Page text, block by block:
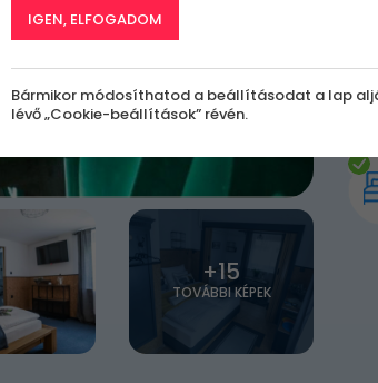
+15
TOVÁBBI KÉPEK
IGEN, ELFOGADOM
Bármikor módosíthatod a beállításodat a lap
lévő „Cookie-beállítások” révén.